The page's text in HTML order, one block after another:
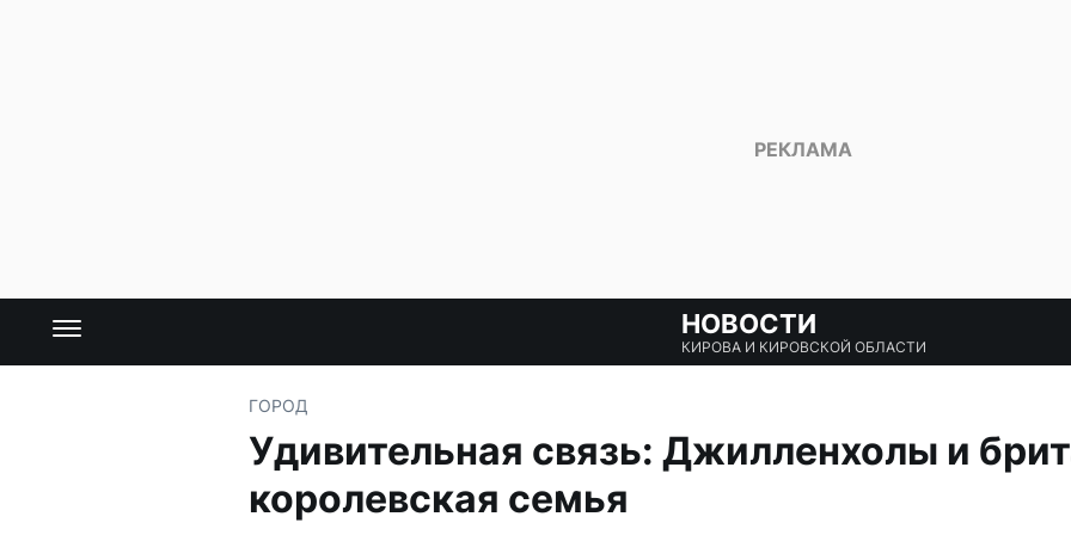
НОВОСТИ
КИРОВА И КИРОВСКОЙ ОБЛАСТИ
ГОРОД
Удивительная связь: Джилленхолы и
королевская семья